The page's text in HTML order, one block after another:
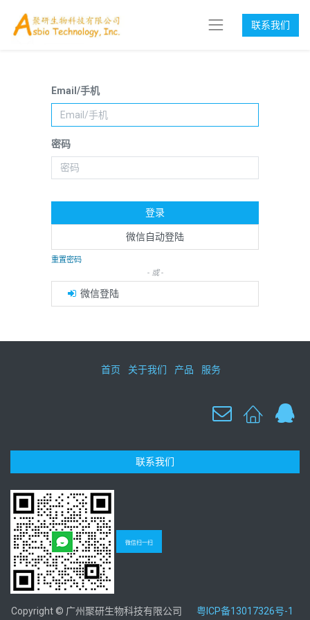
联系我们
Email/手机
密码
登录
微信自动登陆
重置密码
- 或 -
微信登陆
首页 关于我们 产品 服务
联系我们
微信扫一扫
Copyright © 广州聚研生物科技有限公司 粤ICP备13017326号-1